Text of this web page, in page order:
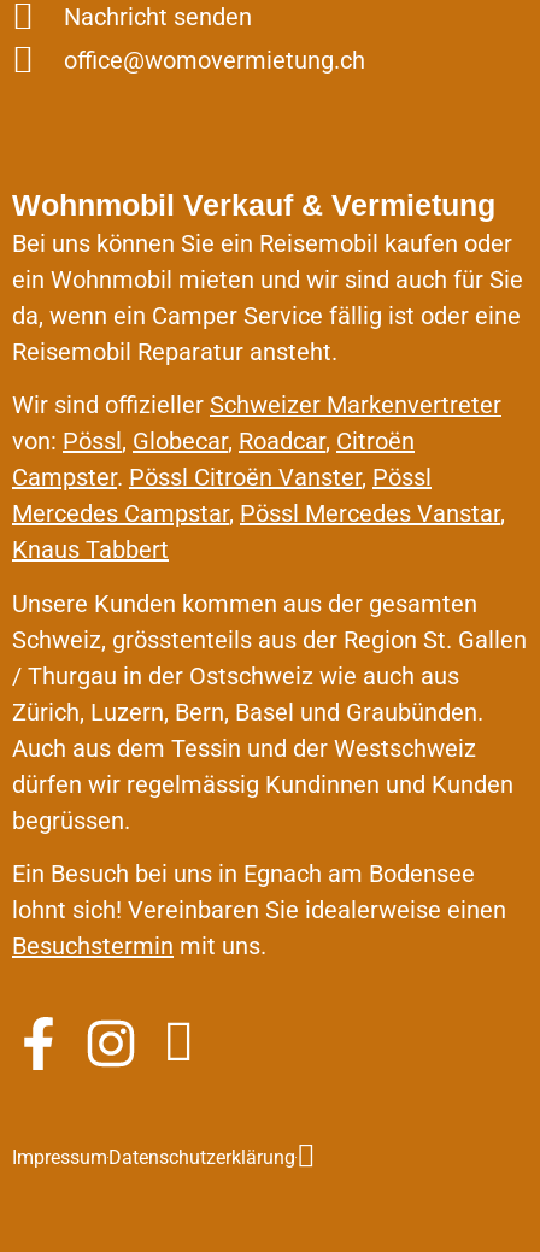
Nachricht senden
office@womovermietung.ch
Wohnmobil Verkauf & Vermietung
Bei uns können Sie ein Reisemobil kaufen oder
ein Wohnmobil mieten und wir sind auch für Sie
da, wenn ein Camper Service fällig ist oder eine
Reisemobil Reparatur ansteht.
Wir sind offizieller Schweizer Markenvertreter
von: Pössl, Globecar, Roadcar, Citroën
Campster. Pössl Citroën Vanster, Pössl
Mercedes Campstar, Pössl Mercedes Vanstar,
Knaus Tabbert
Unsere Kunden kommen aus der gesamten
Schweiz, grösstenteils aus der Region St. Gallen
/ Thurgau in der Ostschweiz wie auch aus
Zürich, Luzern, Bern, Basel und Graubünden.
Auch aus dem Tessin und der Westschweiz
dürfen wir regelmässig Kundinnen und Kunden
begrüssen.
Ein Besuch bei uns in Egnach am Bodensee
lohnt sich! Vereinbaren Sie idealerweise einen
Besuchstermin mit uns.
ImpressumDatenschutzerklärung